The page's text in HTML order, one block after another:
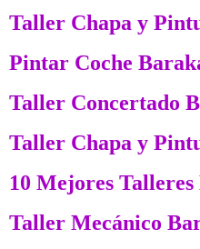
Taller Chapa y
Pintar Coche
Taller Concertado
Taller Chapa y
10 Mejores
Taller Mecánico